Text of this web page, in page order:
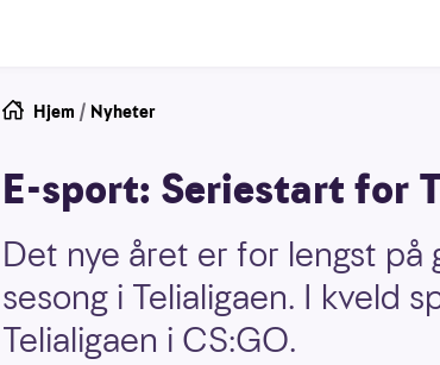
Hjem / Nyheter
E-sport: Seriestart for
Det nye året er for lengst
sesong i Telialigaen. I kveld
Telialigaen i CS:GO.